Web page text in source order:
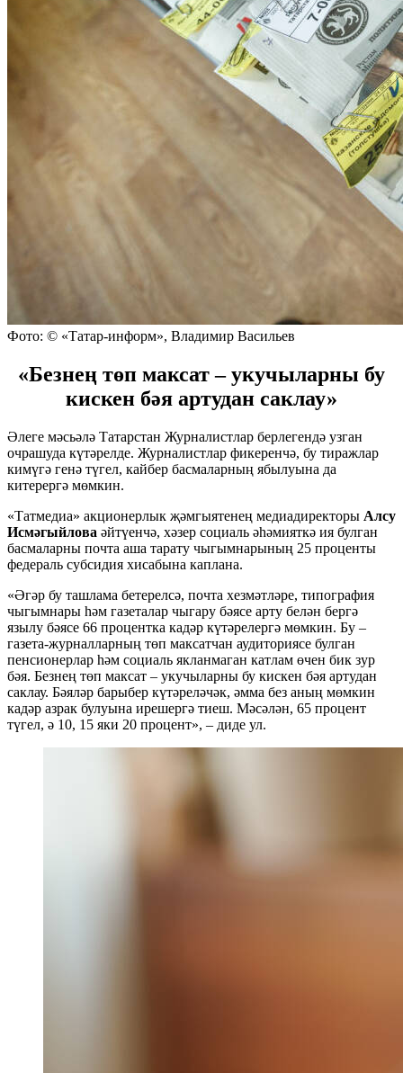
Фото: © «Татар-информ», Владимир Васильев
«Безнең төп максат – укучыларны бу
кискен бәя артудан саклау»
Әлеге мәсьәлә Татарстан Журналистлар берлегендә узган
очрашуда күтәрелде. Журналистлар фикеренчә, бу тиражлар
кимүгә генә түгел, кайбер басмаларның ябылуына да
китерергә мөмкин.
«Татмедиа» акционерлык җәмгыятенең медиадиректоры Алсу
Исмәгыйлова әйтүенчә, хәзер социаль әһәмияткә ия булган
басмаларны почта аша тарату чыгымнарының 25 проценты
федераль субсидия хисабына каплана.
«Әгәр бу ташлама бетерелсә, почта хезмәтләре, типография
чыгымнары һәм газеталар чыгару бәясе арту белән бергә
язылу бәясе 66 процентка кадәр күтәрелергә мөмкин. Бу –
газета-журналларның төп максатчан аудиториясе булган
пенсионерлар һәм социаль якланмаган катлам өчен бик зур
бәя. Безнең төп максат – укучыларны бу кискен бәя артудан
саклау. Бәяләр барыбер күтәреләчәк, әмма без аның мөмкин
кадәр азрак булуына ирешергә тиеш. Мәсәлән, 65 процент
түгел, ә 10, 15 яки 20 процент», – диде ул.